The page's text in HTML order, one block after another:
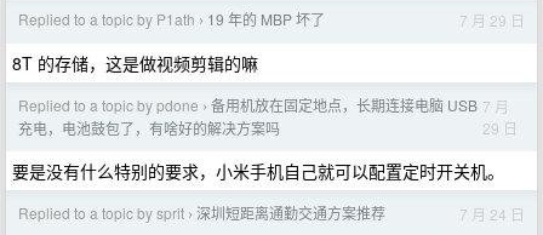
Replied to a topic by P1ath › 19 年的 MBP 坏了 7 月 29 日
8T 的存储，这是做视频剪辑的嘛
Replied to a topic by pdone › 备用机放在固定地点，长期连接电脑 USB
充电，电池鼓包了，有啥好的解决方案吗
7 月
29 日
要是没有什么特别的要求，小米手机自己就可以配置定时开关机。
Replied to a topic by sprit › 深圳短距离通勤交通方案推荐 7 月 24 日